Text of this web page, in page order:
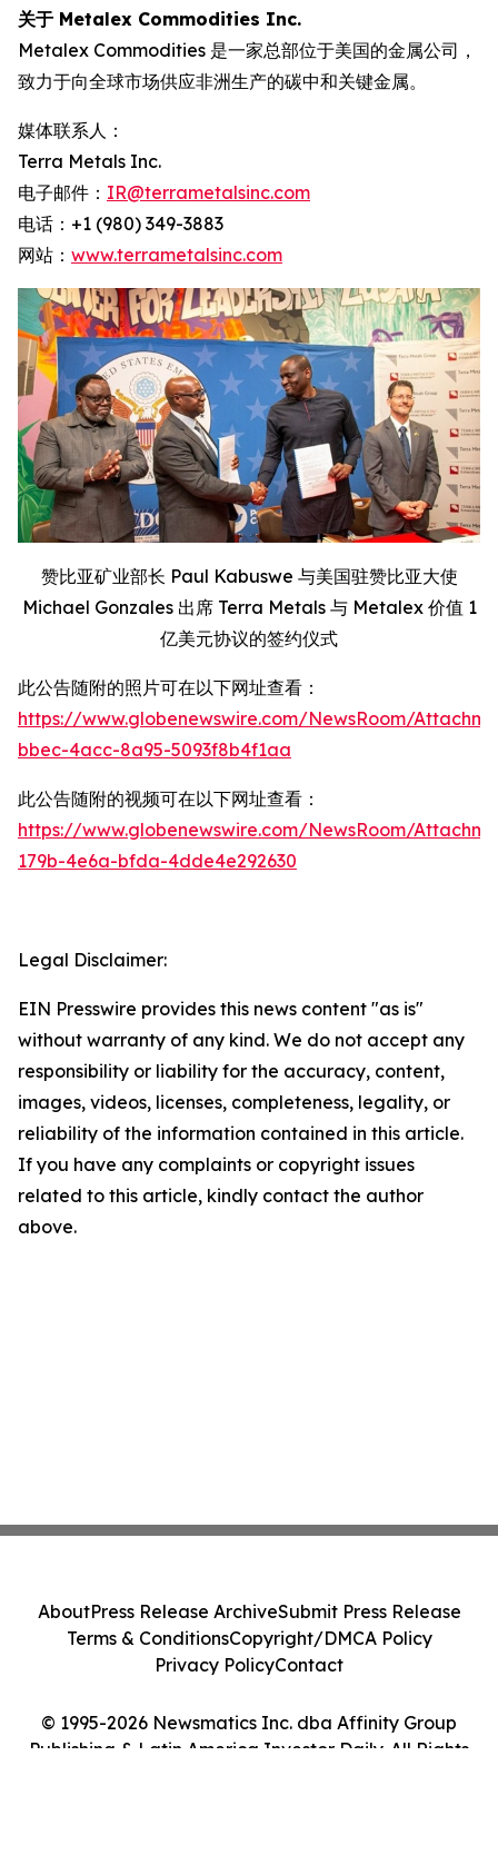
关于 Metalex Commodities Inc.
Metalex Commodities 是一家总部位于美国的金属公司，
致力于向全球市场供应非洲生产的碳中和关键金属。
媒体联系人：
Terra Metals Inc.
电子邮件： IR@terrametalsinc.com
电话：+1 (980) 349-3883
网站： www.terrametalsinc.com
赞比亚矿业部长 Paul Kabuswe 与美国驻赞比亚大使
Michael Gonzales 出席 Terra Metals 与 Metalex 价值 1
亿美元协议的签约仪式
此公告随附的照片可在以下网址查看：
https://www.globenewswire.com/NewsRoom/
bbec-4acc-8a95-5093f8b4f1aa
此公告随附的视频可在以下网址查看：
https://www.globenewswire.com/NewsRoom/
179b-4e6a-bfda-4dde4e292630
Legal Disclaimer:
EIN Presswire provides this news content "as is"
without warranty of any kind. We do not accept any
responsibility or liability for the accuracy, content,
images, videos, licenses, completeness, legality, or
reliability of the information contained in this article.
If you have any complaints or copyright issues
related to this article, kindly contact the author
above.
© 1995-2026 Newsmatics Inc. dba Affinity Group
Publishing & Latin America Investor Daily. All Rights
AboutPress Release ArchiveSubmit Press Release
Terms & ConditionsCopyright/DMCA Policy
Privacy PolicyContact